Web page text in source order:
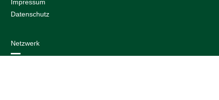
Impressum
Datenschutz
Netzwerk